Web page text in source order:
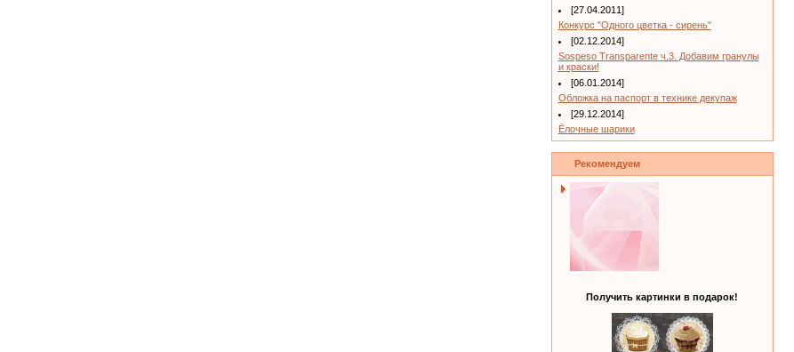
[27.04.2011]
Конкурс "Одного цветка - сирень"
[02.12.2014]
Sospeso Transparente ч.3. Добавим гранулы
и краски!
[06.01.2014]
Обложка на паспорт в технике декупаж
[29.12.2014]
Ёлочные шарики
Рекомендуем
Получить картинки в подарок!